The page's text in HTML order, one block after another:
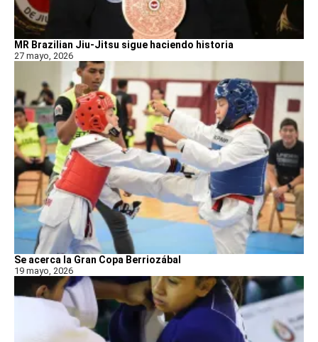
MR Brazilian Jiu-Jitsu sigue haciendo historia
27 mayo, 2026
Se acerca la Gran Copa Berriozábal
19 mayo, 2026